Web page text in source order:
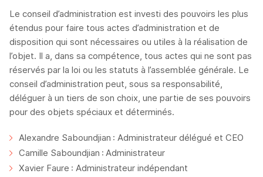
Le conseil d’administration est investi des pouvoirs les plus
étendus pour faire tous actes d’administration et de
disposition qui sont nécessaires ou utiles à la réalisation de
l’objet. Il a, dans sa compétence, tous actes qui ne sont pas
réservés par la loi ou les statuts à l’assemblée générale. Le
conseil d’administration peut, sous sa responsabilité,
déléguer à un tiers de son choix, une partie de ses pouvoirs
pour des objets spéciaux et déterminés.
Alexandre Saboundjian : Administrateur délégué et CEO
Camille Saboundjian : Administrateur
Xavier Faure : Administrateur indépendant